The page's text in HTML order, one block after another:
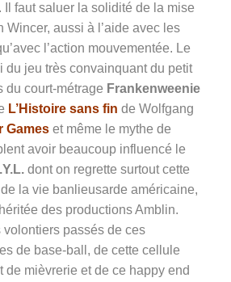
faut saluer la solidité de la mise
Wincer, aussi à l’aide avec les
l’action mouvementée. Le
du jeu très convainquant du petit
du court-métrage Frankenweenie
L’Histoire sans fin de Wolfgang
Games et même le mythe de
avoir beaucoup influencé le
dont on regrette surtout cette
la vie banlieusarde américaine,
des productions Amblin.
volontiers passés de ces
de base-ball, de cette cellule
de mièvrerie et de ce happy end